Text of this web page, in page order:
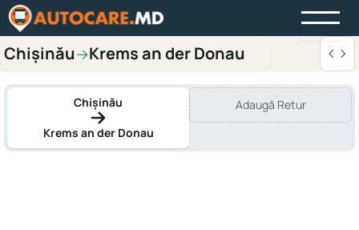
Chișinău→Krems an der Donau
Chișinău
Krems an der Donau
Adaugă Retur